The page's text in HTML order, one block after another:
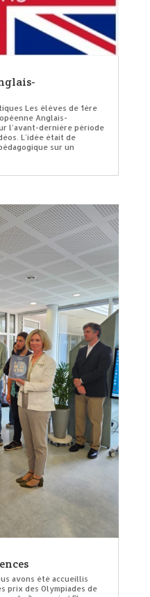
Les élèves de 1ère
Anglais-
l’avant-dernière période
L’idée était de
sur un
avons été accueillis
prix des Olympiades de